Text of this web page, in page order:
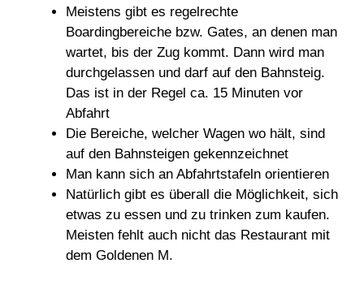
Meistens gibt es regelrechte
Boardingbereiche bzw. Gates, an denen man
wartet, bis der Zug kommt. Dann wird man
durchgelassen und darf auf den Bahnsteig.
Das ist in der Regel ca. 15 Minuten vor
Abfahrt
Die Bereiche, welcher Wagen wo hält, sind
auf den Bahnsteigen gekennzeichnet
Man kann sich an Abfahrtstafeln orientieren
Natürlich gibt es überall die Möglichkeit, sich
etwas zu essen und zu trinken zum kaufen.
Meisten fehlt auch nicht das Restaurant mit
dem Goldenen M.